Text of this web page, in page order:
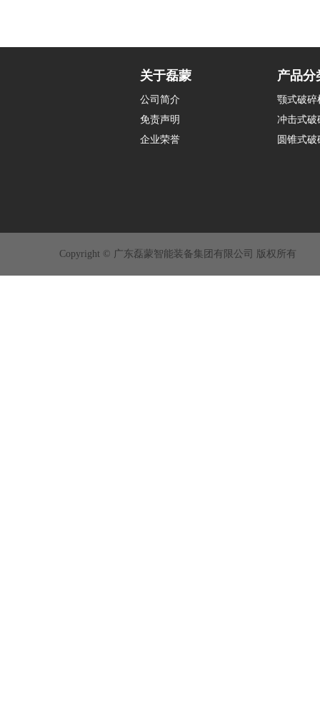
关于磊蒙
公司简介
免责声明
企业荣誉
产品分
颚式破碎
冲击式破
圆锥式
Copyright © 广东磊蒙智能装备集团有限公司 版权所有